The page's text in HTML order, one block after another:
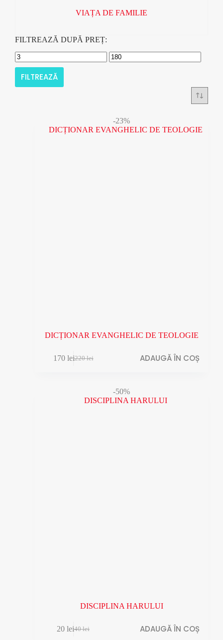
VIAȚA DE FAMILIE
FILTREAZĂ DUPĂ PREȚ:
FILTREAZĂ
-23%
DICȚIONAR EVANGHELIC DE TEOLOGIE
220lei
Prețul
220 lei.
170 leiPrețul
ADAUGĂ ÎN COȘ
-50%
DISCIPLINA HARULUI
40lei
Prețul
20 leiPrețul
ADAUGĂ ÎN COȘ